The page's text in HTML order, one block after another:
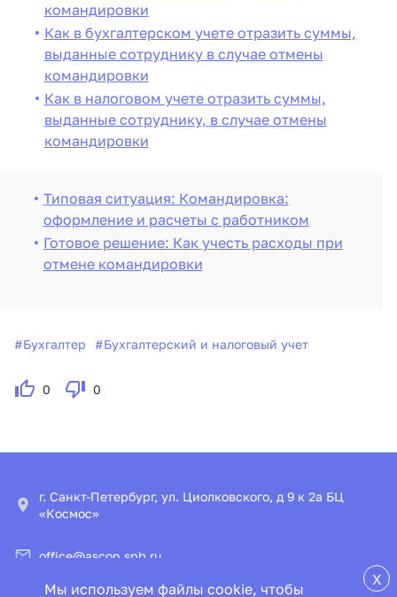
командировки
Как в бухгалтерском учете отразить суммы,
выданные сотруднику в случае отмены
командировки
Как в налоговом учете отразить суммы,
выданные сотруднику, в случае отмены
командировки
Типовая ситуация: Командировка:
оформление и расчеты с работником
Готовое решение: Как учесть расходы при
отмене командировки
#Бухгалтер #Бухгалтерский и налоговый учет
0 0
X
Мы используем файлы cookie, чтобы
г. Санкт-Петербург, ул. Циолковского, д 9 к 2а БЦ
«Космос»
office@ascon.spb.ru
© ООО «ИПЦ «Консультант+Аскон»